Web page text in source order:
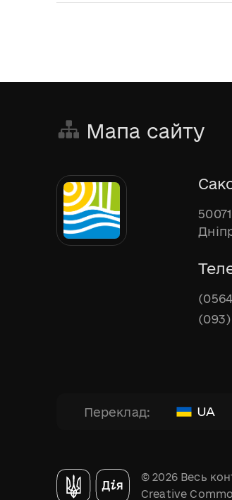
Мапа сайту
Переклад: UA
© 2026 Весь
Creative